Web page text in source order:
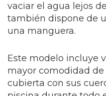
vaciar el agua lejos
también dispone de
una manguera.
Este modelo incluye
mayor comodidad de
cubierta con sus